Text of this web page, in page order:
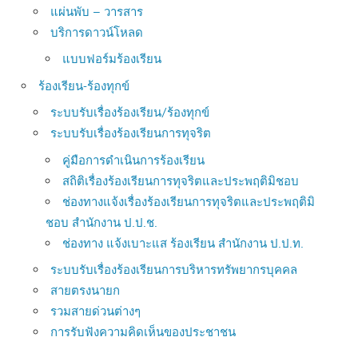
แผ่นพับ – วารสาร
บริการดาวน์โหลด
แบบฟอร์มร้องเรียน
ร้องเรียน-ร้องทุกข์
ระบบรับเรื่องร้องเรียน/ร้องทุกข์
ระบบรับเรื่องร้องเรียนการทุจริต
คู่มือการดำเนินการร้องเรียน
สถิติเรื่องร้องเรียนการทุจริตและประพฤติมิชอบ
ช่องทางแจ้งเรื่องร้องเรียนการทุจริตและประพฤติมิ
ชอบ สำนักงาน ป.ป.ช.
ช่องทาง แจ้งเบาะแส ร้องเรียน สำนักงาน ป.ป.ท.
ระบบรับเรื่องร้องเรียนการบริหารทรัพยากรบุคคล
สายตรงนายก
รวมสายด่วนต่างๆ
การรับฟังความคิดเห็นของประชาชน